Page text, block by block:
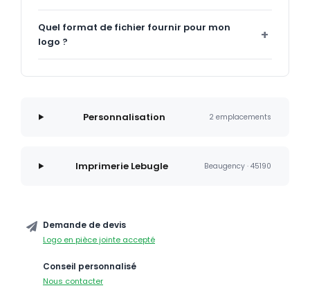
Quel format de fichier fournir pour mon
logo ?
Personnalisation 2 emplacements
Imprimerie Lebugle Beaugency · 45190
Demande de devis
Logo en pièce jointe accepté
Conseil personnalisé
Nous contacter